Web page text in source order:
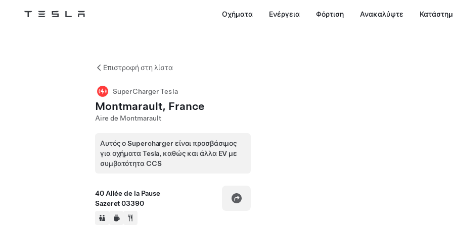
Tesla Οχήματα Ενέργεια Φόρτιση Ανακαλύψτε
Επιστροφή στη λίστα
SuperCharger Tesla
Montmarault, France
Aire de Montmarault
Αυτός ο Supercharger είναι προσβάσιμος
για οχήματα Tesla, καθώς και άλλα EV με
συμβατότητα CCS
40 Allée de la Pause
Sazeret 03390